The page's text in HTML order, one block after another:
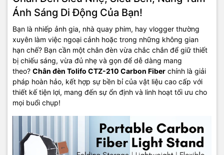
Ánh Sáng Di Động Của Bạn!
Bạn là nhiếp ảnh gia, nhà quay phim, hay vlogger thường
xuyên làm việc ngoại cảnh hoặc trong những không gian
hạn chế? Bạn cần một chân đèn vừa chắc chắn để giữ thiết
bị chiếu sáng, vừa đủ nhẹ và gọn để dễ dàng mang
theo? Chân đèn Tolifo CTZ-210 Carbon Fiber chính là giải
pháp hoàn hảo, kết hợp sự bền bỉ của vật liệu cao cấp với
thiết kế tiện lợi, mang đến sự ổn định và linh hoạt tối ưu cho
mọi buổi chụp!